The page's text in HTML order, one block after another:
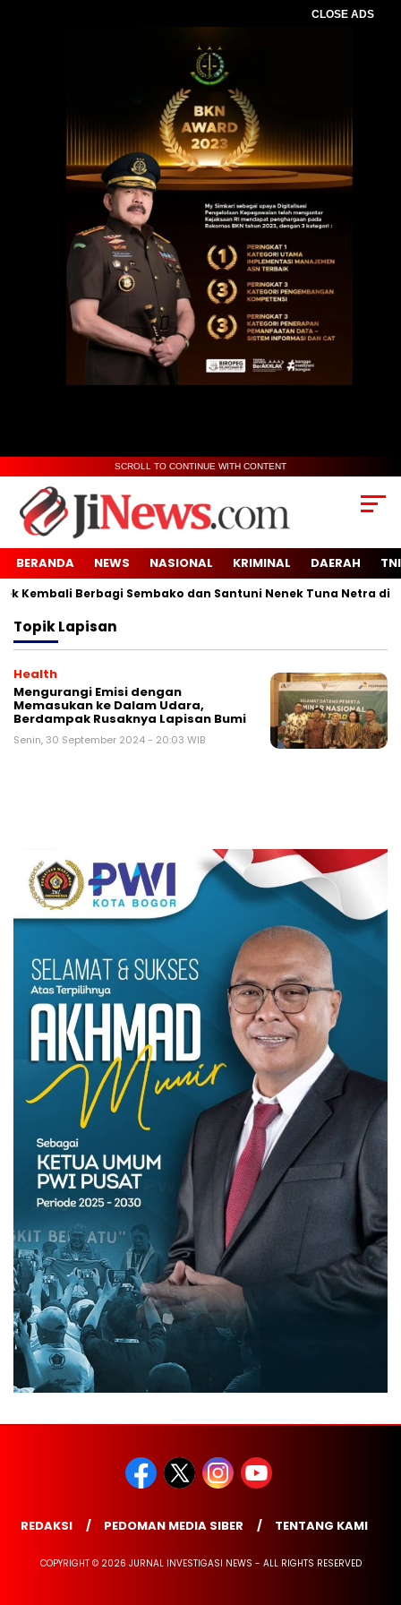
CLOSE ADS
SCROLL TO CONTINUE WITH CONTENT
BERANDA NEWS NASIONAL KRIMINAL DAERAH
Berbagi Sembako dan Santuni Nenek Tuna Netra di
TopikLapisan
Health
Mengurangi Emisi dengan
Memasukan ke Dalam Udara,
Berdampak Rusaknya Lapisan Bumi
Senin, 30 September 2024 - 20:03 WIB
REDAKSI PEDOMAN MEDIA SIBER TENTANG KAMI
COPYRIGHT © 2026 JURNAL INVESTIGASI NEWS - ALL RIGHTS RESERVED